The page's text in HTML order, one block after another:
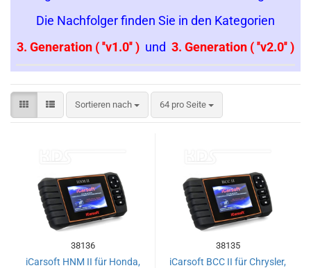
Die Nachfolger finden Sie in den Kategorien
3. Generation ( ''v1.0'' ) und 3. Generation ( ''v2.0'' )
Sortieren nach 64 pro Seite
38136
iCarsoft HNM II für Honda,
38135
iCarsoft BCC II für Chrysler,